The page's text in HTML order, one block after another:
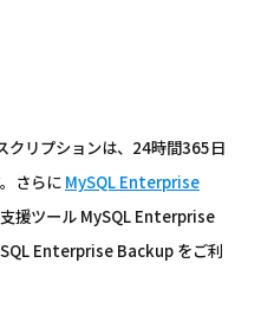
クリプションは、24時間365日
さらに MySQL Enterprise
援ツール MySQL Enterprise
Enterprise Backup をご利